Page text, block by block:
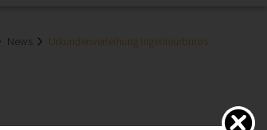
News Urkundenverleihung Ingenieurbüros